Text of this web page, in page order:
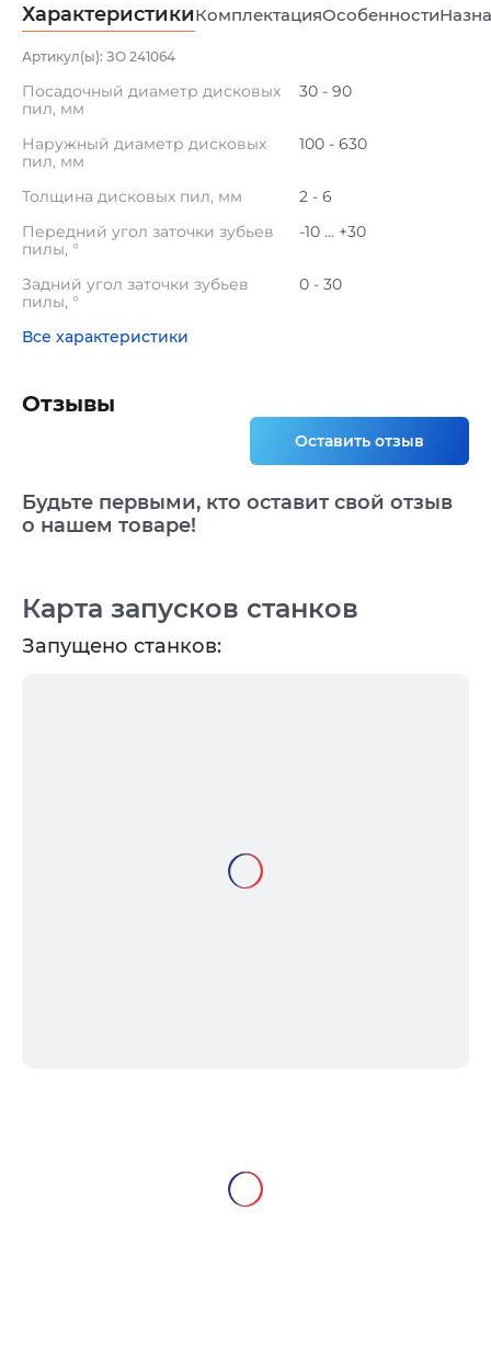
ХарактеристикиКомплектацияОсобенности
Артикул(ы): ЗО 241064
Посадочный диаметр дисковых
пил, мм
30 - 90
Наружный диаметр дисковых
пил, мм
100 - 630
Толщина дисковых пил, мм
2 - 6
Передний угол заточки зубьев
пилы, °
-10 ... +30
Задний угол заточки зубьев
пилы, °
0 - 30
Все характеристики
Карта запусков станков
Запущено станков:
Отзывы
Оставить отзыв
Будьте первыми, кто оставит свой отзыв
о нашем товаре!